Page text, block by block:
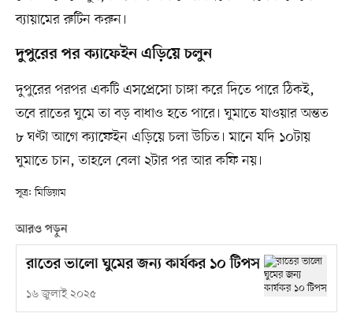
ব্যায়ামের রুটিন করুন।
দুপুরের পর ক্যাফেইন এড়িয়ে চলুন
দুপুরের পরপর একটি এসপ্রেসো চাঙ্গা করে দিতে পারে ঠিকই,
তবে রাতের ঘুমে তা বড় বাধাও হতে পারে। ঘুমাতে যাওয়ার অন্তত
৮ ঘণ্টা আগে ক্যাফেইন এড়িয়ে চলা উচিত। মানে যদি ১০টায়
ঘুমাতে চান, তাহলে বেলা ২টার পর আর কফি নয়।
সূত্র: মিডিয়াম
আরও পড়ুন
রাতের ভালো ঘুমের জন্য কার্যকর ১০ টিপস
১৬ জুলাই ২০২৫